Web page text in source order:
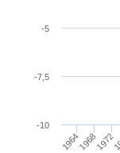
196419681972
-10
-7,5
-5